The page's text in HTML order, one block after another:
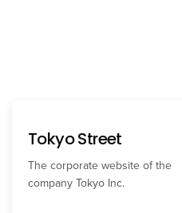
Tokyo Street
The corporate website of the
company Tokyo Inc.